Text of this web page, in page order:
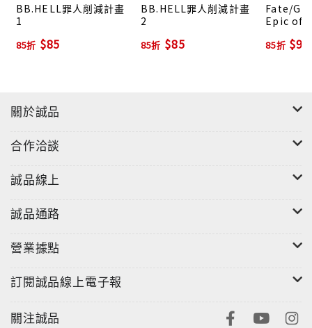
BB.HELL罪人削減計畫
1
85折 $85
BB.HELL罪人削減計畫
2
85折 $85
Fate/
Epic of
界 屍山
85折 $93
關於誠品
合作洽談
誠品線上
誠品通路
營業據點
訂閱誠品線上電子報
關注誠品